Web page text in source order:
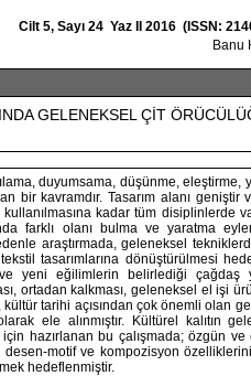
Cilt 5, Sayı 24 Yaz II 2016 (ISSN:
Banu
GELENEKSEL ÇİT
duyumsama, düşünme,
bir kavramdır. Tasarım alanı geniştir
kadar tüm disiplinlerde
farklı olanı bulma ve yaratma
araştırmada, geleneksel
tasarımlarına dönüştürülmesi
yeni eğilimlerin belirlediği çağdaş
ortadan kalkması, geleneksel el işi
tarihi açısından çok önemli olan
ele alınmıştır. Kültürel kalıtın
hazırlanan bu çalışmada; özgün ve
desen-motif ve kompozisyon
hedeflenmiştir.